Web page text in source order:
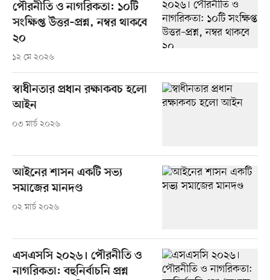
পৌরনীতি ও নাগরিকতা: ১০টি
সংক্ষিপ্ত উত্তর–প্রশ্ন, নম্বর থাকবে
২০
১২ মে ২০২৬
স্বাধীনতার প্রধান রক্ষাকবচ হলো
আইন
০৩ মার্চ ২০২৬
আইনের শাসন একটি সভ্য
সমাজের মানদণ্ড
০২ মার্চ ২০২৬
এসএসসি ২০২৬। পৌরনীতি ও
নাগরিকতা: বহুনির্বাচনি প্রশ্ন